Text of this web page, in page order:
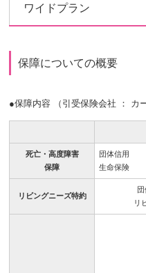
ワイドプラン
保障についての概要
●保障内容 （引受保険会社 ： カ
死亡・高度障害
保障
団体信用
生命保険
リビングニーズ特約
リ